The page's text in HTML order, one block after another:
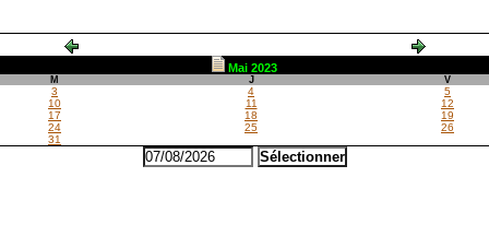
Mai 2023
M J V
3 4 5
10 11 12
17 18 19
24 25 26
31